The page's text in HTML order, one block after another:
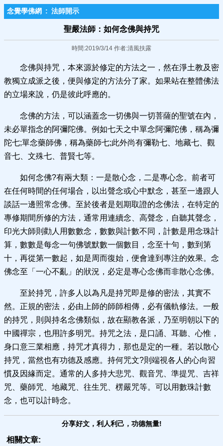
念覺學佛網 : 法師開示
聖嚴法師：如何念佛與持咒
時間:2019/3/14 作者:清風扶露
念佛與持咒，本來源於修定的方法之一，然在淨土教及密
教獨立成派之後，便與修定的方法分了家。如果站在整體佛法
的立場來說，仍是彼此呼應的。
念佛的方法，可以涵蓋念一切佛與一切菩薩的聖號在內，
未必單指念的阿彌陀佛。例如七天之中單念阿彌陀佛，稱為彌
陀七;單念藥師佛，稱為藥師七;此外尚有彌勒七、地藏七、觀
音七、文殊七、普賢七等。
如何念佛?有兩大類：一是散心念，二是專心念。前者可
在任何時間的任何場合，以出聲念或心中默念，甚至一邊跟人
談話一邊照常念佛。至於後者是剋期取證的念佛法，在特定的
專修期間所修的方法，通常用連續念、高聲念，自聽其聲念，
印光大師則勸人用數數念，數數與計數不同，計數是用念珠計
算，數數是每念一句佛號默數一個數目，念至十句，數到第
十，再從第一數起，如是周而復始，便會達到專注的效果。念
佛念至「一心不亂」的狀況，必定是專心念佛而非散心念佛。
至於持咒，許多人以為凡是持咒即是修的密法，其實不
然。正規的密法，必由上師的師師相傳，必有儀軌修法。一般
的持咒，則與持名念佛類似，故在顯教各派，乃至明朝以下的
中國禪宗，也用許多明咒。持咒之法，是口誦、耳聽、心惟，
身口意三業相應，持咒才真得力，那也是定的一種。若以散心
持咒，當然也有功德及感應。持何咒文?則端視各人的心向習
慣及因緣而定。通常的人多持大悲咒、觀音咒、準提咒、吉祥
咒、藥師咒、地藏咒、往生咒、楞嚴咒等。可以用數珠計數
念，也可以計時念。
分享好文，利人利己，功德無量!
相關文章: